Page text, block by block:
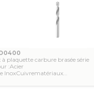
plaquette carbure brasée série
:Acier
InoxCuivrematériaux...